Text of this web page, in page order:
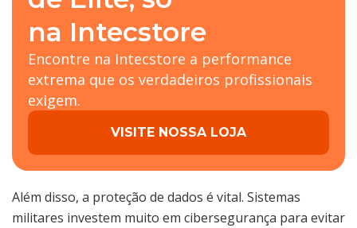
na Intecstore
Encontre na Intecstore a performance
extrema que os verdadeiros profissionais
exigem.
VISITE NOSSA LOJA
Além disso, a proteção de dados é vital. Sistemas
militares investem muito em cibersegurança para evitar